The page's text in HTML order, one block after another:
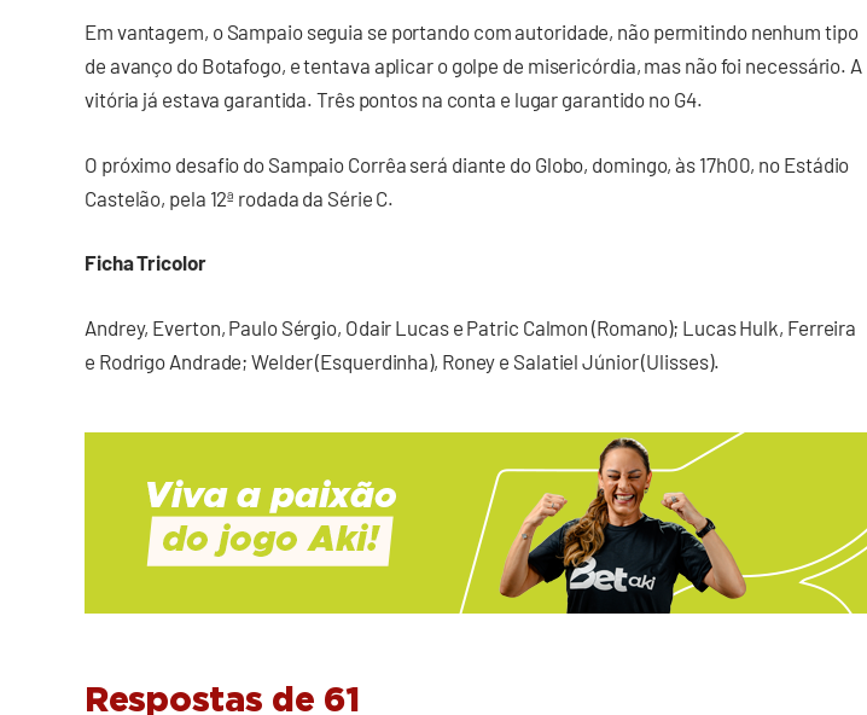
Em vantagem, o Sampaio seguia se portando com autoridade, não permitindo nenhum tipo
de avanço do Botafogo, e tentava aplicar o golpe de misericórdia, mas não foi necessário. A
vitória já estava garantida. Três pontos na conta e lugar garantido no G4.
O próximo desafio do Sampaio Corrêa será diante do Globo, domingo, às 17h00, no Estádio
Castelão, pela 12ª rodada da Série C.
Ficha Tricolor
Andrey, Everton, Paulo Sérgio, Odair Lucas e Patric Calmon (Romano); Lucas Hulk, Ferreira
e Rodrigo Andrade; Welder (Esquerdinha), Roney e Salatiel Júnior (Ulisses).
Respostas de 61